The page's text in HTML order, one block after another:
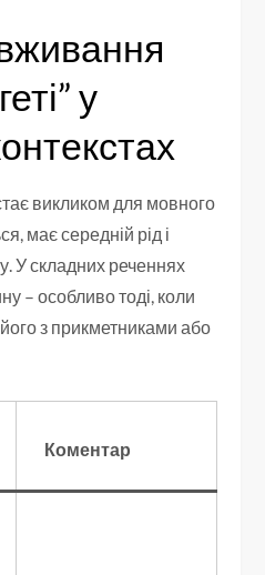
у
викликом для мовного
має середній рід і
У складних реченнях
– особливо тоді, коли
з прикметниками або
Коментар